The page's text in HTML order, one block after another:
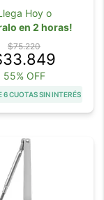
Hoy o
en 2 horas!
$75.220
55% OFF
6 CUOTAS SIN INTERÉS